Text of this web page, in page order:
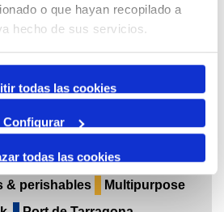
o que hayan recopilado a
hecho de sus servicios.
todas las cookies
Configurar
todas las cookies
juny
bulk
Liquid bulk
Breakbulk & Project cargo
& perishables
Multipurpose